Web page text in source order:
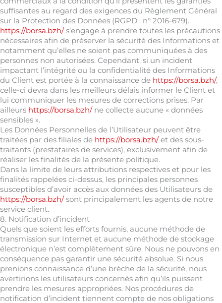
suffisantes au regard des exigences du Règlement Général
sur la Protection des Données (RGPD : n° 2016-679).
https://borsa.bzh/s’engage à prendre toutes les précautions
nécessaires afin de préserver la sécurité des Informations et
notamment qu’elles ne soient pas communiquées à des
personnes non autorisées. Cependant, si un incident
impactant l’intégrité ou la confidentialité des Informations
du Client est portée à la connaissance de https://borsa.bzh/,
celle-ci devra dans les meilleurs délais informer le Client et
lui communiquer les mesures de corrections prises. Par
ailleurs https://borsa.bzh/ne collecte aucune « données
sensibles ».
Les Données Personnelles de l’Utilisateur peuvent être
traitées par des filiales de https://borsa.bzh/et des sous-
traitants (prestataires de services), exclusivement afin de
réaliser les finalités de la présente politique.
Dans la limite de leurs attributions respectives et pour les
finalités rappelées ci-dessus, les principales personnes
susceptibles d’avoir accès aux données des Utilisateurs de
https://borsa.bzh/sont principalement les agents de notre
service client.
8. Notification d’incident
Quels que soient les efforts fournis, aucune méthode de
transmission sur Internet et aucune méthode de stockage
électronique n’est complètement sûre. Nous ne pouvons en
conséquence pas garantir une sécurité absolue. Si nous
prenions connaissance d’une brèche de la sécurité, nous
avertirions les utilisateurs concernés afin qu’ils puissent
prendre les mesures appropriées. Nos procédures de
notification d’incident tiennent compte de nos obligations